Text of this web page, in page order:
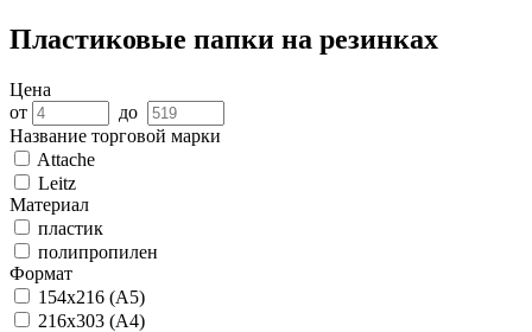
Пластиковые папки на резинках
Цена
от
до
Название торговой марки
Attache
Leitz
Материал
пластик
полипропилен
Формат
154х216 (А5)
216х303 (А4)